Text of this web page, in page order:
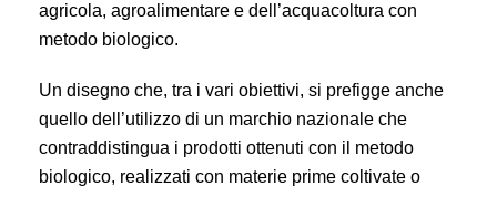
agricola, agroalimen­tare e dell’acquacoltura con
metodo biolo­gico.
Un disegno che, tra i vari obiettivi, si prefigge anche
quello dell’utilizzo di un marchio nazionale che
contraddistingua i prodotti ottenuti con il metodo
biologico, realizzati con materie prime coltivate o